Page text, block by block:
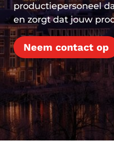
productiepersoneel
en zorgt dat jouw
Neem contact op